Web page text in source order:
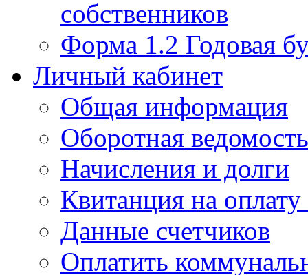
собственников
Форма 1.2 Годовая
Личный кабинет
Общая информация
Оборотная ведомость
Начисления и долги
Квитанция на
Данные счетчиков
Оплатить